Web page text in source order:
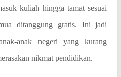
kuliah hingga tamat sesuai
ditanggung gratis. Ini jadi
anak negeri yang kurang
nikmat pendidikan.